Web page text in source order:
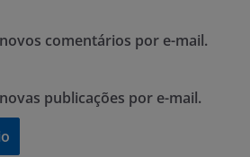
comentários por e-mail.
publicações por e-mail.